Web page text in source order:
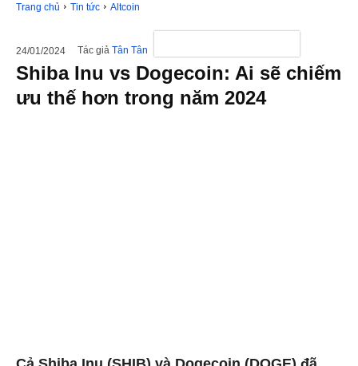
Trang chủ Tin tức Altcoin
24/01/2024 Tác giả Tân Tân
Shiba Inu vs Dogecoin: Ai sẽ chiếm
ưu thế hơn trong năm 2024